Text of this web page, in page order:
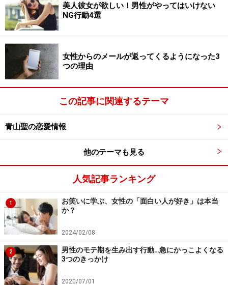
美人彼女が欲しい！男性がやってはいけない
NG行動4選
女性からのメールが返ってくるようになった3
つの理由
この記事に関連するテーマ
青山聖の恋愛情報
他のテーマも見る
人気記事ランキング
1
お笑いに学ぶ、女性の「面白い人が好き」は本当
か？
2024/02/08
2
男性のモテ期を生み出す行動…急にかっこよくなる
3つのきっかけ
2020/07/01